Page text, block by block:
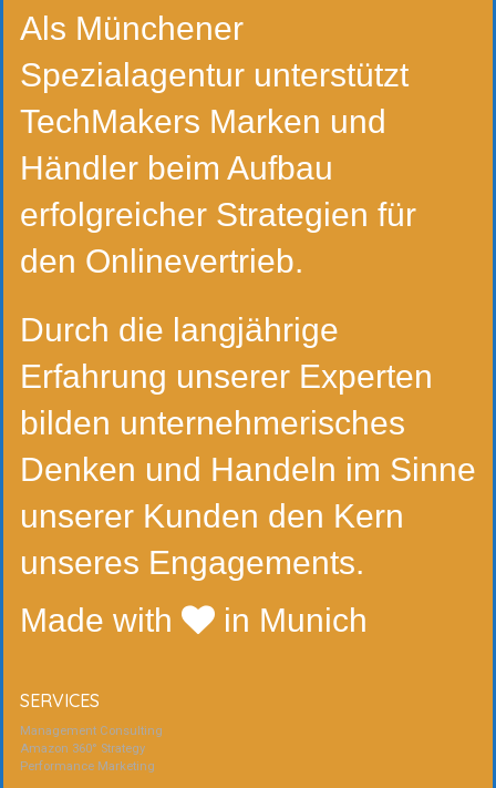
Als Münchener
Spezialagentur unterstützt
TechMakers Marken und
Händler beim Aufbau
erfolgreicher Strategien für
den Onlinevertrieb.
Durch die langjährige
Erfahrung unserer Experten
bilden unternehmerisches
Denken und Handeln im Sinne
unserer Kunden den Kern
unseres Engagements.
Made with
in Munich
SERVICES
Management Consulting
Amazon 360° Strategy
Performance Marketing